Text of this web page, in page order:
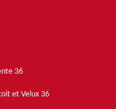
36
et Velux 36